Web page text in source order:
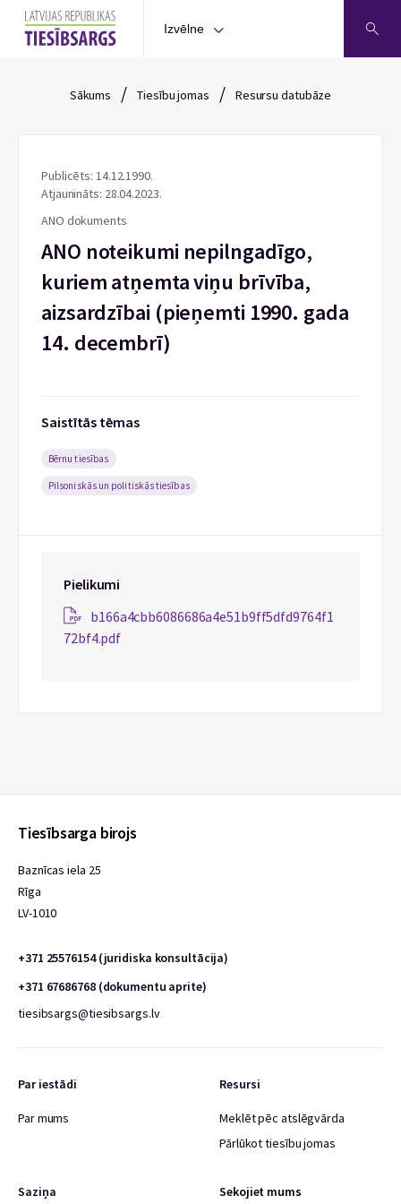
Izvēlne
Sākums / Tiesību jomas / Resursu datubāze
Publicēts: 14.12.1990.
Atjaunināts: 28.04.2023.
ANO dokuments
ANO noteikumi nepilngadīgo,
kuriem atņemta viņu brīvība,
aizsardzībai (pieņemti 1990. gada
14. decembrī)
Saistītās tēmas
Bērnu tiesības
Pilsoniskās un politiskās tiesības
Pielikumi
b166a4cbb6086686a4e51b9ff5dfd9764f1
72bf4.pdf
Tiesībsarga birojs
Baznīcas iela 25
Rīga
LV-1010
+371 25576154 (juridiska konsultācija)
+371 67686768 (dokumentu aprite)
tiesibsargs@tiesibsargs.lv
Par iestādi
Par mums
Resursi
Meklēt pēc atslēgvārda
Pārlūkot tiesību jomas
Saziņa Sekojiet mums